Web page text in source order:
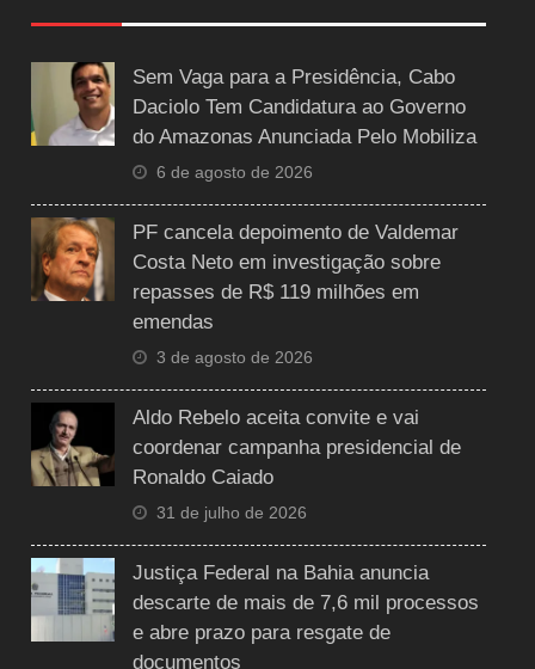
Sem Vaga para a Presidência, Cabo
Daciolo Tem Candidatura ao Governo
do Amazonas Anunciada Pelo Mobiliza
6 de agosto de 2026
PF cancela depoimento de Valdemar
Costa Neto em investigação sobre
repasses de R$ 119 milhões em
emendas
3 de agosto de 2026
Aldo Rebelo aceita convite e vai
coordenar campanha presidencial de
Ronaldo Caiado
31 de julho de 2026
Justiça Federal na Bahia anuncia
descarte de mais de 7,6 mil processos
e abre prazo para resgate de
documentos